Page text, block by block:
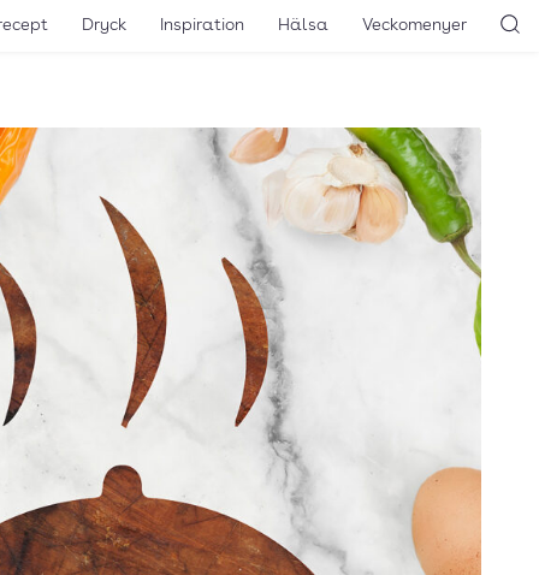
Dryck Inspiration Hälsa Veckomenyer